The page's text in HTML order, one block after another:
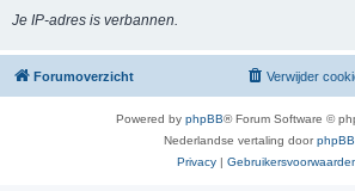
Je IP-adres is verbannen.
Forumoverzicht Verwijder
Powered by phpBB® Forum Software ©
Nederlandse vertaling door
Privacy |